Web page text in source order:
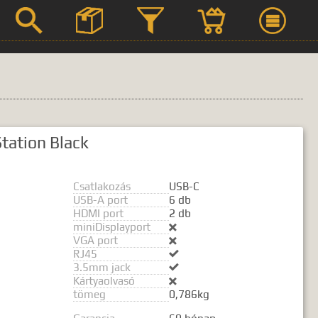
kifejezést.
Black
Csatlakozás
USB-C
USB-A port
6 db
HDMI port
2 db
miniDisplayport

VGA port 
RJ45 
3.5mm jack 
Kártyaolvasó 
tömeg
0,786kg